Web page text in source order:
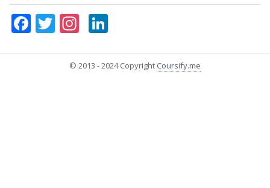
Facebook
TwitterInstagram
© 2013 - 2024 Copyright Coursify.me